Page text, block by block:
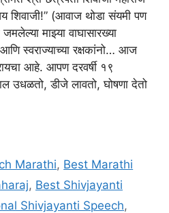
(आवाज थोडा संयमी पण
माझ्या वाघासारख्या
स्वराज्याच्या रक्षकांनो… आज
आहे. आपण दरवर्षी १९
उधळतो, डीजे लावतो, घोषणा देतो
Marathi, Best Marathi
, Best Shivjayanti
Shivjayanti Speech,